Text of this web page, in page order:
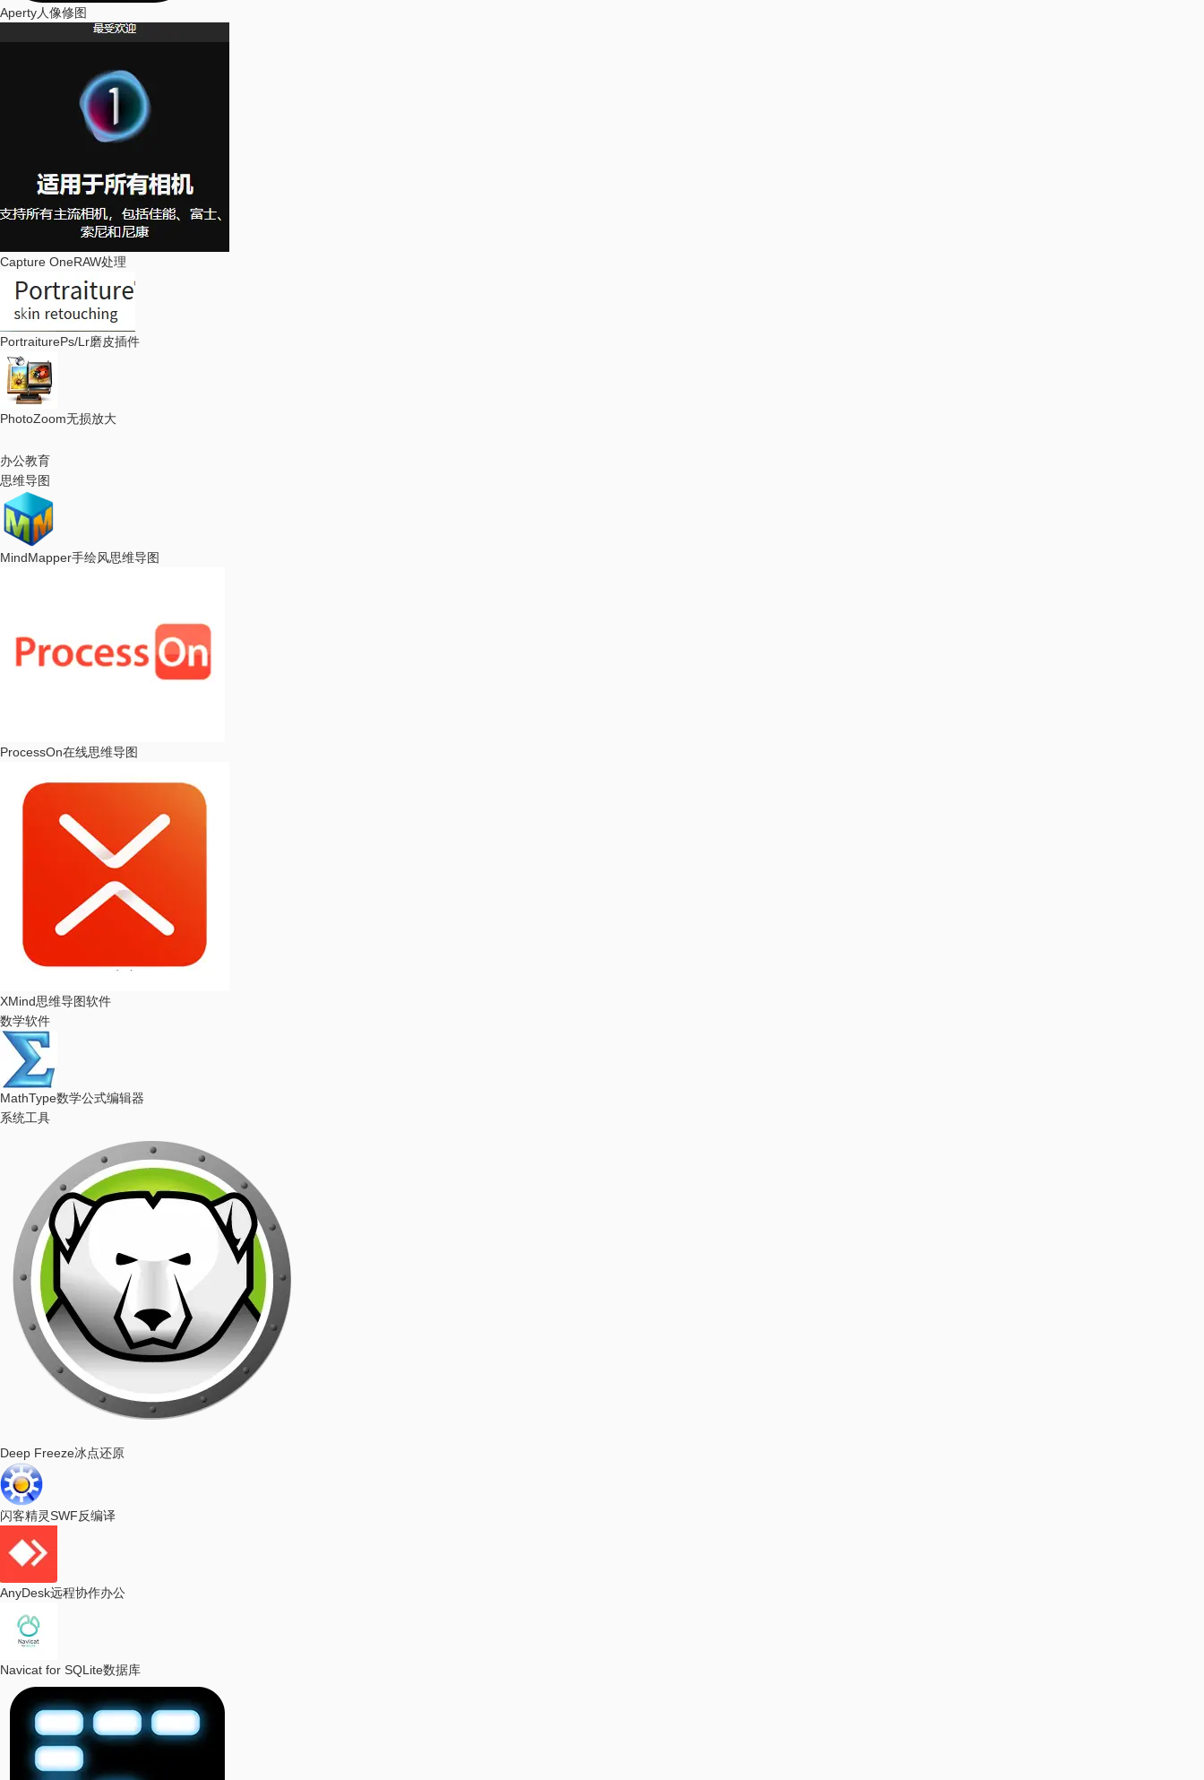
Aperty人像修图
Capture OneRAW处理
PortraiturePs/Lr磨皮插件
PhotoZoom无损放大
办公教育
思维导图
MindMapper手绘风思维导图
ProcessOn在线思维导图
XMind思维导图软件
数学软件
MathType数学公式编辑器
系统工具
Deep Freeze冰点还原
闪客精灵SWF反编译
AnyDesk远程协作办公
Navicat for SQLite数据库